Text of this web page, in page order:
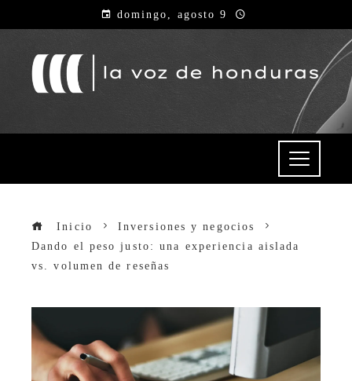
domingo, agosto 9
Inicio
Inversiones y negocios
Dando el peso justo: una experiencia aislada
vs. volumen de reseñas